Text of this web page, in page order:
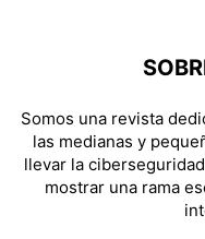
Somos una revista
las medianas y
llevar la
mostrar una rama